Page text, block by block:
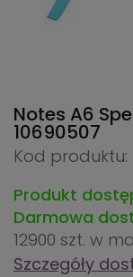
Notes A6
10690507
Kod produktu:
Produkt
Darmowa
12900 szt. w
Szczegóły